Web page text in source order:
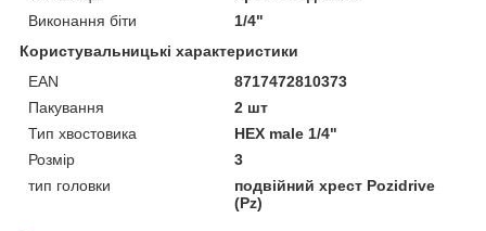
Виконання біти
1/4"
Користувальницькі характеристики
EAN
8717472810373
Пакування
2 шт
Тип хвостовика
HEX male 1/4"
Розмір
3
тип головки
подвійний хрест Pozidrive
(Pz)